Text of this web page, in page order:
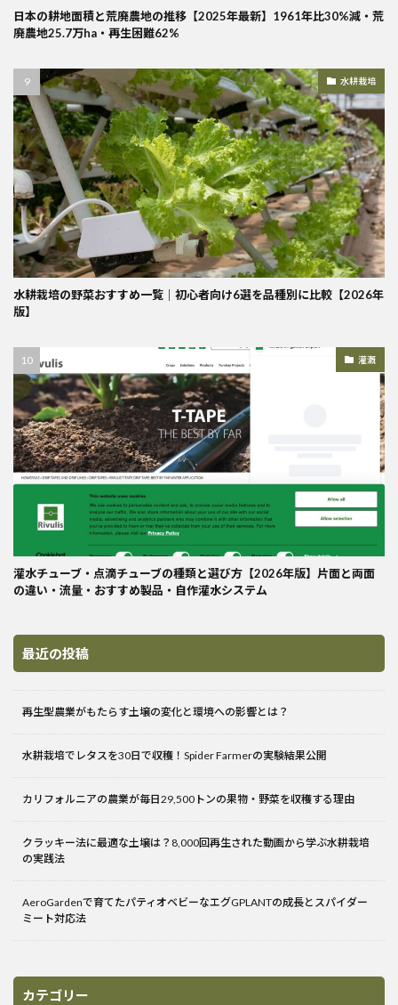
日本の耕地面積と荒廃農地の推移【2025年最新】1961年比30%減・荒
廃農地25.7万ha・再生困難62%
水耕栽培
水耕栽培の野菜おすすめ一覧｜初心者向け6選を品種別に比較【2026年
版】
灌漑
灌水チューブ・点滴チューブの種類と選び方【2026年版】片面と両面
の違い・流量・おすすめ製品・自作灌水システム
最近の投稿
再生型農業がもたらす土壌の変化と環境への影響とは？
水耕栽培でレタスを30日で収穫！Spider Farmerの実験結果公開
カリフォルニアの農業が毎日29,500トンの果物・野菜を収穫する理由
クラッキー法に最適な土壌は？8,000回再生された動画から学ぶ水耕栽培
の実践法
AeroGardenで育てたパティオベビーなエグGPLANTの成長とスパイダー
ミート対応法
カテゴリー